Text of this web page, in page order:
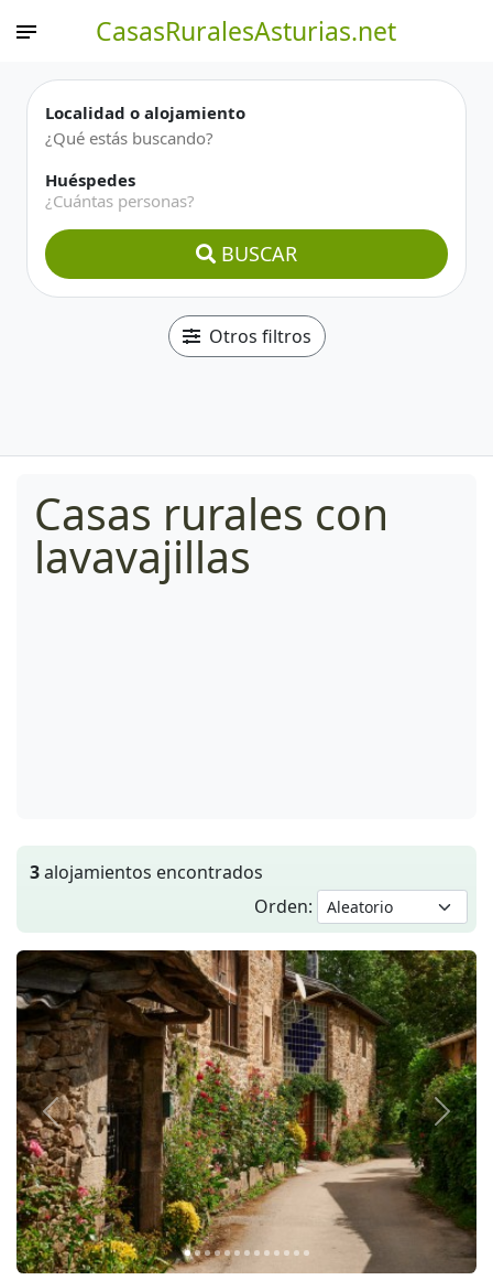
CasasRuralesAsturias.net
Localidad o alojamiento
Huéspedes
¿Cuántas personas?
BUSCAR
Otros filtros
Casas rurales con
lavavajillas
3alojamientos encontrados
Orden:
Anterior